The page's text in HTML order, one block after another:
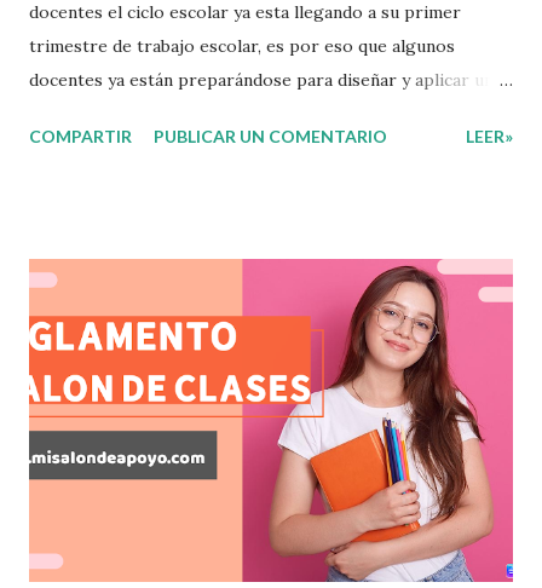
docentes el ciclo escolar ya esta llegando a su primer
trimestre de trabajo escolar, es por eso que algunos
docentes ya están preparándose para diseñar y aplicar una
por parte de nuestros aprendientes. El examen consta de
aprendizajes claves que sus nuevos aprendientes ya
lograron alcanzar y de aquellos que aun necesitan
consolidar. Esto con la finalidad de que elaboramos un
plan de intervención adecuado para atender las necesidades
que nuestro grupo requiera de acuerdo a los resultados del
examen trimestral que apliquemos. Sin mas que decir les
damos las gracias para seguir apoyándonos en este nuevo
blog educativo y gracias por su preferencia. Recuerden
que todo material que aquí se comparte solo se hac...
COMPARTIR PUBLICAR UN COMENTARIO LEER»